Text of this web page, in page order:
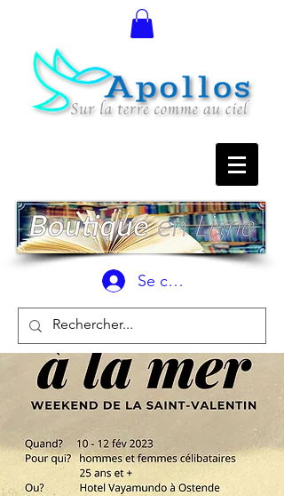
Se connecter